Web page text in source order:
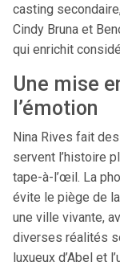
casting
Cindy Bruna et
qui enrichit
Une mise
l’émotion
Nina Rives fait
servent l’histoire
tape-à-l’œil. La
évite le piège de
une ville vivante,
diverses réalités
luxueux d’Abel et